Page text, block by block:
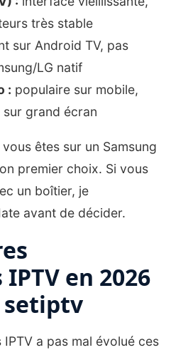
très stable
sur Android TV, pas
LG natif
: populaire sur mobile,
grand écran
êtes sur un Samsung
premier choix. Si vous
un boîtier, je
avant de décider.
en 2026
setiptv
a pas mal évolué ces